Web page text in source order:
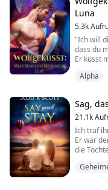
Und als
erinnern,
Jahre
Luna
5.3k
"Ich will
dass du
Er küsst
Er küsst
wieder
sag es
Alpha
Sag,
21.1k
Ich traf
Er war
die